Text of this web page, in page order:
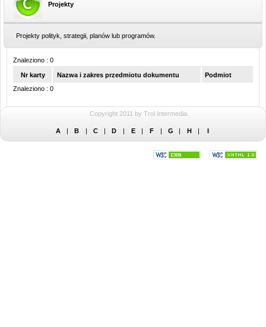
Projekty
Projekty polityk, strategii, planów lub programów.
Znaleziono : 0
Nr karty Nazwa i zakres przedmiotu dokumentu
Podmiot
Znaleziono : 0
Copyright 2011 by Trol Intermedia.
A | B | C | D | E | F | G | H | I